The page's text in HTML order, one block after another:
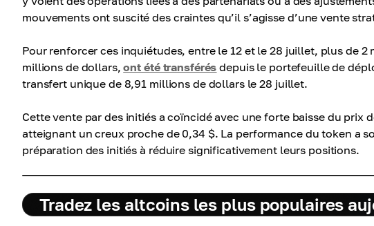
mouvements ont suscité des craintes qu’il s’agisse d’une vente
Pour renforcer ces inquiétudes, entre le 12 et le 28 juillet, plus de 2
millions de dollars,ont été transférés depuis le portefeuille de
transfert unique de 8,91 millions de dollars le 28 juillet.
Cette vente par des initiés a coïncidé avec une forte baisse du prix
atteignant un creux proche de 0,34 $. La performance du token a
préparation des initiés à réduire significativement leurs positions.
Tradez les altcoins les plus populaires